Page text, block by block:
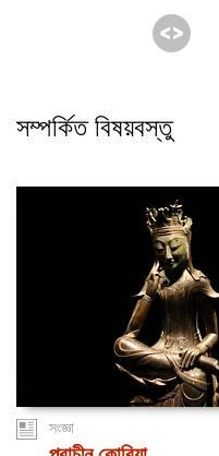
সম্পর্কিত বিষয়বস্তু
সংজ্ঞা